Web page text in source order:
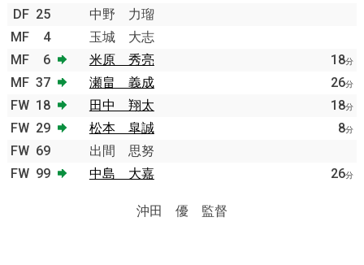
DF 25
中野 力瑠
MF
4
玉城 大志
MF
6 米原 秀亮 18分
MF 37 瀬畠 義成 26分
FW 18 田中 翔太 18分
FW 29 松本 皐誠 8分
FW 69
出間 思努
FW 99 中島 大嘉 26分
沖田 優 監督